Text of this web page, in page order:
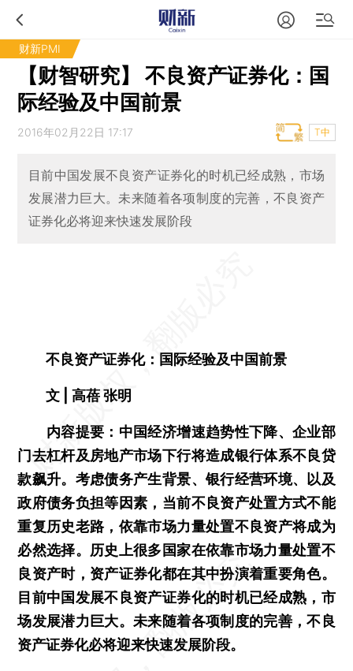
财新PMI
【财智研究】 不良资产证券化：国
际经验及中国前景
2016年02月22日 17:17 T中
目前中国发展不良资产证券化的时机已经成熟，市场
发展潜力巨大。未来随着各项制度的完善，不良资产
证券化必将迎来快速发展阶段
不良资产证券化：国际经验及中国前景
文 | 高蓓 张明
内容提要：中国经济增速趋势性下降、企业部
门去杠杆及房地产市场下行将造成银行体系不良贷
款飙升。考虑债务产生背景、银行经营环境、以及
政府债务负担等因素，当前不良资产处置方式不能
重复历史老路，依靠市场力量处置不良资产将成为
必然选择。历史上很多国家在依靠市场力量处置不
良资产时，资产证券化都在其中扮演着重要角色。
目前中国发展不良资产证券化的时机已经成熟，市
场发展潜力巨大。未来随着各项制度的完善，不良
资产证券化必将迎来快速发展阶段。